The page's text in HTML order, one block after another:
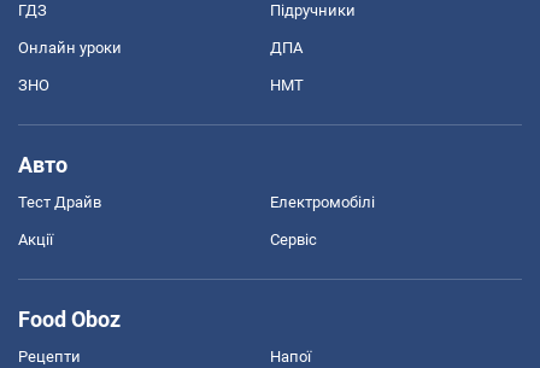
ГДЗ Підручники
Онлайн уроки ДПА
ЗНО НМТ
Авто
Тест Драйв Електромобілі
Акції Сервіс
Food Oboz
Рецепти Напої